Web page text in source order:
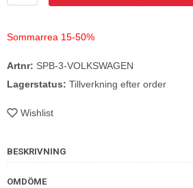
Sommarrea 15-50%
Artnr: SPB-3-VOLKSWAGEN
Lagerstatus: Tillverkning efter order
Wishlist
BESKRIVNING
OMDÖME